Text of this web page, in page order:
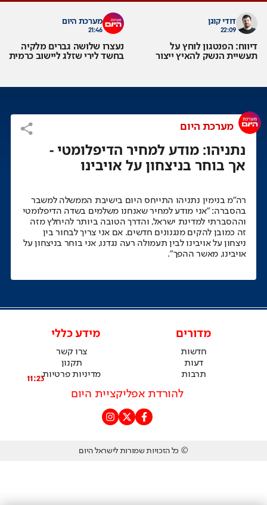
דודי קוגן
22:09
דיווח: הפנטגון לוחץ על
תעשיית הנשק להאיץ ייצור
מערכת היום
21:46
נעצרו שלושה גברים מלקיה
בחשד לירי שזלג ליישוב כרמית
נתניהו: מודע למחיר הדיפלומטי -
אך בוחר בניצחון על אויבינו
מערכת היום
11:23
modal
window.
No compatible source was found for this media.
רה"מ בנימין נתניהו התייחס היום בישיבת הממשלה למשבר
בהסברה: "אני מודע למחיר שאנחנו משלמים בשדה הדיפלומטי
וההסברתי למדינת ישראל, והדרך הטובה ביותר להיחלץ מזה
זה כמובן להקים מנגנונים חדשים. אם אני צריך לבחור בין
ניצחון על אויבינו לבין תעמולה רעה נגדנו, אני בוחר בניצחון על
אויבינו, מאשר ההפך".
מדורים
חדשות
דעות
תרבות
מידע כללי
צרו קשר
תקנון
מדיניות פרטיות
להורדת אפליקציית היום
© כל הזכויות שמורות לישראל היום